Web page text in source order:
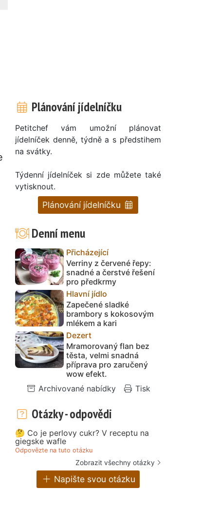
Plánování jídelníčku
Petitchef vám umožní plánovat
jídelníček denně, týdně a s předstihem
na svátky.
Týdenní jídelníček si zde můžete také
vytisknout.
Plánování jídelníčku
Denní menu
Přicházející
Verriny z červené řepy:
snadné a čerstvé řešení
pro předkrmy
Hlavní jídlo
Zapečené sladké
brambory s kokosovým
mlékem a kari
Dezert
Mramorovaný flan bez
těsta, velmi snadná
příprava pro zaručený
wow efekt.
Archivované nabídky
Tisk
Otázky - odpovědi
🤔 Co je perlovy cukr? V receptu na
giegske wafle
Odpovězte na tuto otázku
Zobrazit všechny otázky
Napište svou otázku